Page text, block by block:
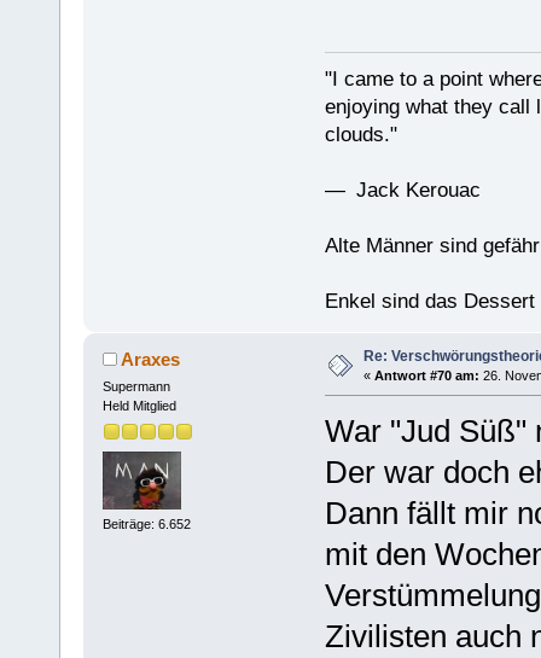
"I came to a point
enjoying what they call
clouds."
— Jack Kerouac
Alte Männer sind
Enkel sind das
Araxes
Supermann
Held Mitglied
Beiträge: 6.652
Re:
« Antwort #70 am: 26.
War "Jud Süß"
Der war doch
Dann fällt mir
mit den
Zivilisten auch